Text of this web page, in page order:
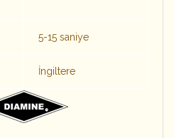
5-15 saniye
İngiltere